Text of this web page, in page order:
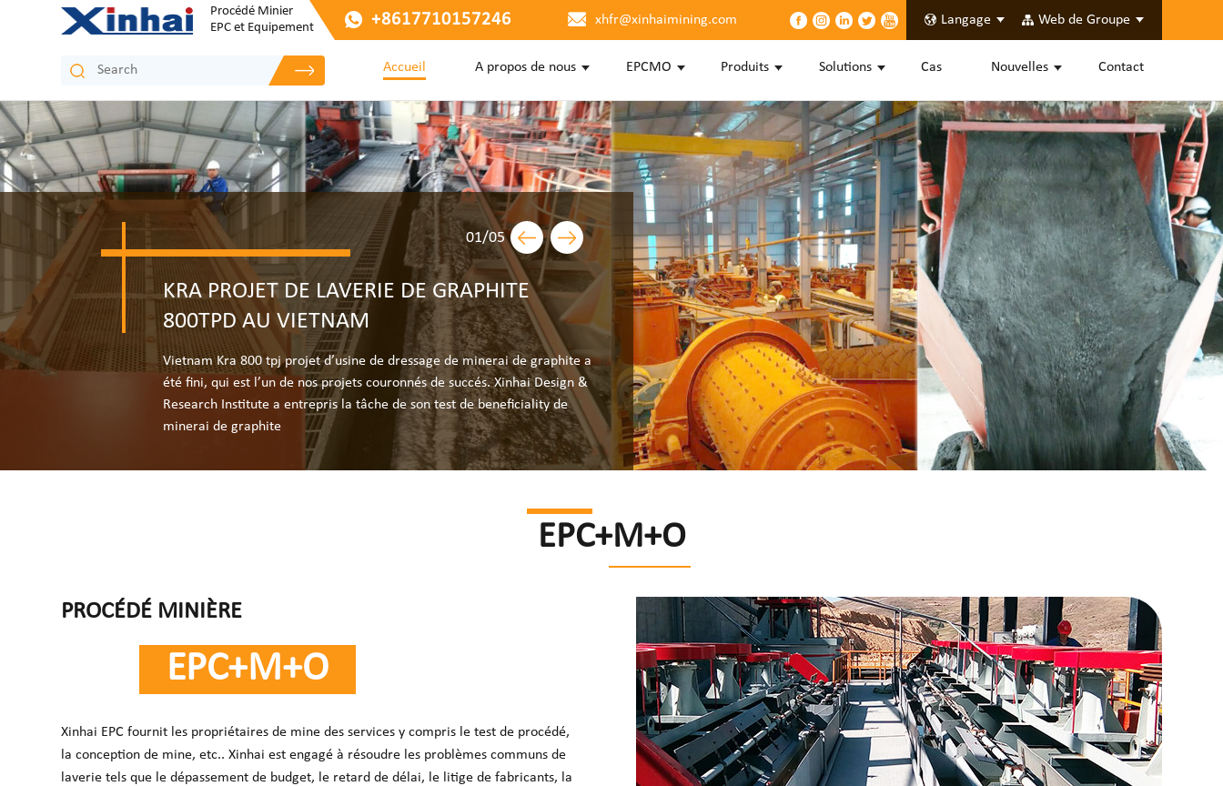
Procédé Minier
EPC et Equipement
+8617710157246 xhfr@xinhaimining.com Langage Web de Groupe
Accueil A propos de nous EPCMO Produits Solutions Cas Nouvelles Contact
01/05
KRA PROJET DE LAVERIE DE GRAPHITE
800TPD AU VIETNAM
Vietnam Kra 800 tpj projet d’usine de dressage de minerai de graphite a
été fini, qui est l’un de nos projets couronnés de succés. Xinhai Design &
Research Institute a entrepris la tâche de son test de beneficiality de
minerai de graphite
EPC+M+O
PROCÉDÉ MINIÈRE
EPC+M+O
Xinhai EPC fournit les propriétaires de mine des services y compris le test de procédé,
la conception de mine, etc.. Xinhai est engagé à résoudre les problèmes communs de
laverie tels que le dépassement de budget, le retard de délai, le litige de fabricants, la